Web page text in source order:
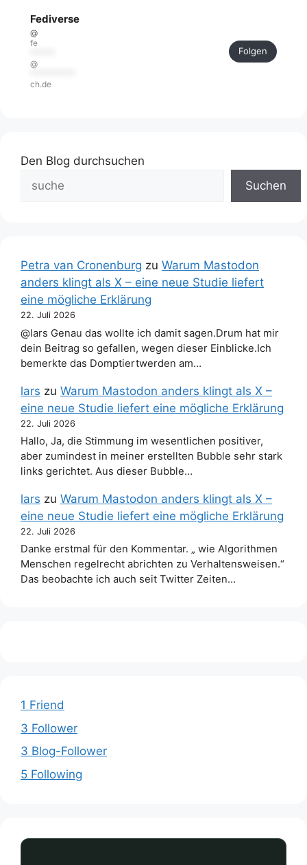
Fediverse
@
fe
@
ch.de
Folgen
Den Blog durchsuchen
Suchen
Petra van Cronenburg zu Warum Mastodon
anders klingt als X – eine neue Studie liefert
eine mögliche Erklärung
22. Juli 2026
@lars Genau das wollte ich damit sagen.Drum hat mir
dein Beitrag so gefallen, wegen dieser Einblicke.Ich
bemerkte das Domptiertwerden am…
lars zu Warum Mastodon anders klingt als X –
eine neue Studie liefert eine mögliche Erklärung
22. Juli 2026
Hallo, Ja, die Stimmung im wesentlichen positiver,
aber zumindest in meiner erstellten Bubble sehr stark
links gerichtet. Aus dieser Bubble…
lars zu Warum Mastodon anders klingt als X –
eine neue Studie liefert eine mögliche Erklärung
22. Juli 2026
Danke erstmal für den Kommentar. „ wie Algorithmen
Menschen regelrecht abrichten zu Verhaltensweisen.“
Das beobachte ich auch seit Twitter Zeiten…
1 Friend
3 Follower
3 Blog-Follower
5 Following